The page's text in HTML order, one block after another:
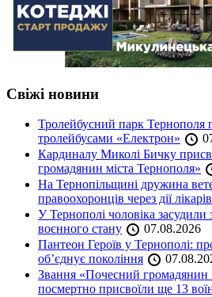
Свіжі новини
Тролейбусний парк
тролейбусами «Електрон»
Кардиналу Миколі Бичку
громадянин міста Тернополя»
На Тернопільщині дружина
правоохоронців через дії лікарів
У Тернополі чоловіка засудили
воєнного стану
07.08.2026
Пантеон Героїв у Тернополі:
об’єднує покоління
Звання «Почесний громадянин
посмертно присвоїли ще 13